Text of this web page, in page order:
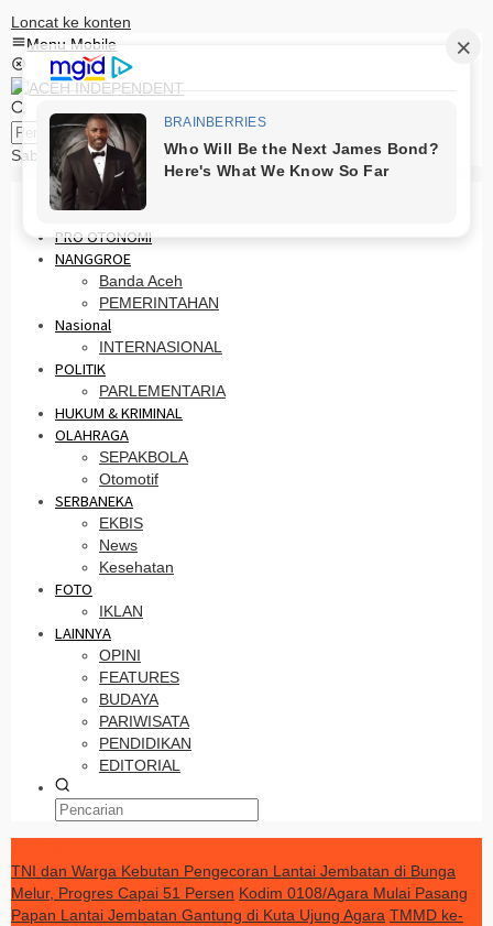
Loncat ke konten
Menu Mobile
Sabtu, 8 Agustus 2026
HOME
PRO OTONOMI
NANGGROE
Banda Aceh
PEMERINTAHAN
Nasional
INTERNASIONAL
POLITIK
PARLEMENTARIA
HUKUM & KRIMINAL
OLAHRAGA
SEPAKBOLA
Otomotif
SERBANEKA
EKBIS
News
Kesehatan
FOTO
IKLAN
LAINNYA
OPINI
FEATURES
BUDAYA
PARIWISATA
PENDIDIKAN
EDITORIAL
TNI dan Warga Kebutan Pengecoran Lantai Jembatan di Bunga
Melur, Progres Capai 51 Persen Kodim 0108/Agara Mulai Pasang
Papan Lantai Jembatan Gantung di Kuta Ujung Agara TMMD ke-